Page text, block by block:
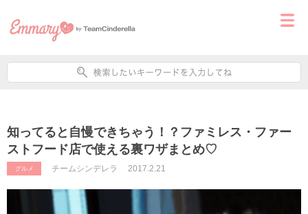
知ってると自慢できちゃう！？ファミレス・ファー
ストフード店で使える裏ワザまとめ♡
グルメ チームシンデレラ 2017.2.21